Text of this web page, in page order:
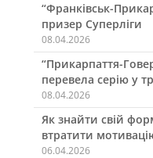
“Франківськ-
призер Суперліги
08.04.2026
“Прикарпаття-
перевела серію у
08.04.2026
Як знайти свій
втратити
06.04.2026